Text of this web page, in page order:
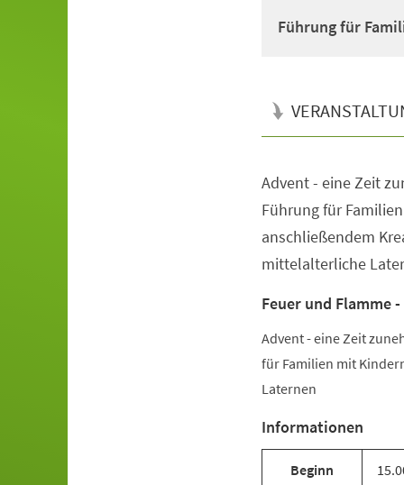
Führung für
Advent - eine Zeit
Führung für
anschließendem
mittelalterliche
Feuer und Flamme
Advent - eine Zeit
für Familien mit
Laternen
Informationen
Beginn